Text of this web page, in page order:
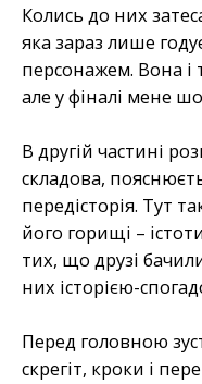
Колись до них
яка зараз лише
персонажем. Вона і
але у фіналі мене
В другій частині
складова,
передісторія. Тут
його горищі –
тих, що друзі
них історією-
Перед головною
скрегіт, кроки і